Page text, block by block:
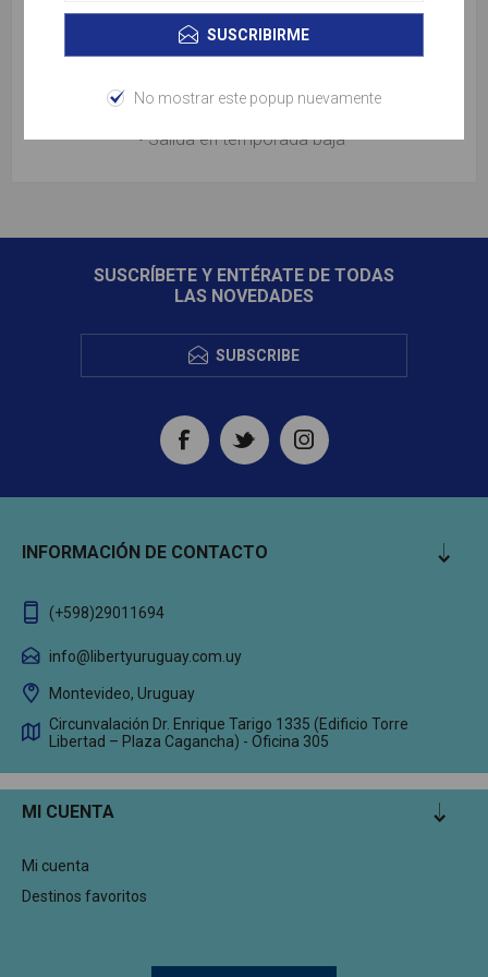
• 3 noches de alojamiento en Hotel Regente (Madrid)
Central (Valencia)
• Salida en temporada baja
SUSCRÍBETE Y ENTÉRATE DE TODAS
LAS NOVEDADES
SUBSCRIBE
INFORMACIÓN DE CONTACTO
(+598)29011694
info@libertyuruguay.com.uy
Montevideo, Uruguay
Circunvalación Dr. Enrique Tarigo 1335 (Edificio Torre
Libertad – Plaza Cagancha) - Oficina 305
MI CUENTA
Mi cuenta
Destinos favoritos
SUSCRIBIRME
No mostrar este popup nuevamente